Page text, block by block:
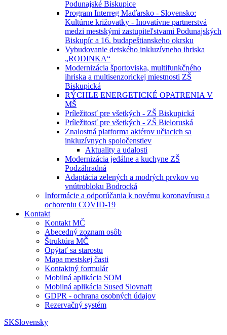
Podunajské Biskupice
Program Interreg Maďarsko - Slovensko:
Kultúrne križovatky - Inovatívne partnerstvá
medzi mestskými zastupiteľstvami Podunajských
Biskupíc a 16. budapeštianskeho okrsku
Vybudovanie detského inkluzívneho ihriska
„RODINKA“
Modernizácia športoviska, multifunkčného
ihriska a multisenzorickej miestnosti ZŠ
Biskupická
RÝCHLE ENERGETICKÉ OPATRENIA V
MŠ
Príležitosť pre všetkých - ZŠ Biskupická
Príležitosť pre všetkých - ZŠ Bieloruská
Znalostná platforma aktérov učiacich sa
inkluzívnych spoločenstiev
Aktuality a udalosti
Modernizácia jedálne a kuchyne ZŠ
Podzáhradná
Adaptácia zelených a modrých prvkov vo
vnútrobloku Bodrocká
Informácie a odporúčania k novému koronavírusu a
ochoreniu COVID-19
Kontakt
Kontakt MČ
Abecedný zoznam osôb
Štruktúra MČ
Opýtať sa starostu
Mapa mestskej časti
Kontaktný formulár
Mobilná aplikácia SOM
Mobilná aplikácia Sused Slovnaft
GDPR - ochrana osobných údajov
Rezervačný systém
SKSlovensky